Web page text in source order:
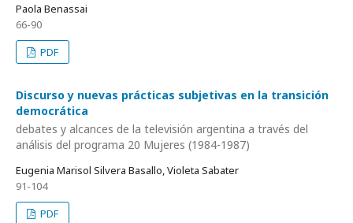
Paola Benassai
66-90
PDF
Discurso y nuevas prácticas subjetivas en la transición
democrática
debates y alcances de la televisión argentina a través del
análisis del programa 20 Mujeres (1984-1987)
Eugenia Marisol Silvera Basallo, Violeta Sabater
91-104
PDF